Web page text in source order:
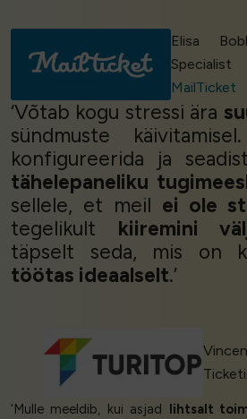
Elisa
Specialist
MailTicket
‘Võtab kogu stressi ära
sündmuste
konfigureerida ja
tähelepaneliku
sellele, et meil ei ole
tegelikult kiiremini
täpselt seda, mis on
töötas ideaalselt.’
‘Mulle meeldib, kui asjad lihtsalt